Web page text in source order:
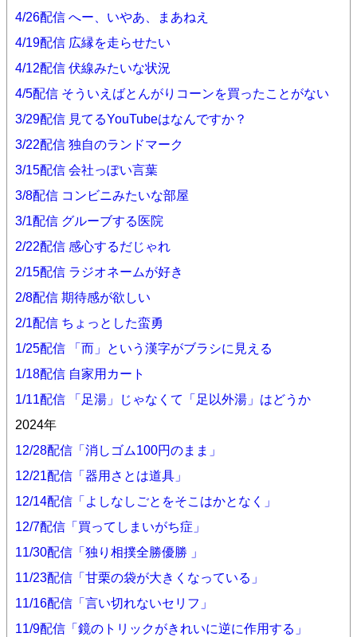
4/26配信 へー、いやあ、まあねえ
4/19配信 広縁を走らせたい
4/12配信 伏線みたいな状況
4/5配信 そういえばとんがりコーンを買ったことがない
3/29配信 見てるYouTubeはなんですか？
3/22配信 独自のランドマーク
3/15配信 会社っぽい言葉
3/8配信 コンビニみたいな部屋
3/1配信 グルーブする医院
2/22配信 感心するだじゃれ
2/15配信 ラジオネームが好き
2/8配信 期待感が欲しい
2/1配信 ちょっとした蛮勇
1/25配信 「而」という漢字がブラシに見える
1/18配信 自家用カート
1/11配信 「足湯」じゃなくて「足以外湯」はどうか
2024年
12/28配信「消しゴム100円のまま」
12/21配信「器用さとは道具」
12/14配信「よしなしごとをそこはかとなく」
12/7配信「買ってしまいがち症」
11/30配信「独り相撲全勝優勝 」
11/23配信「甘栗の袋が大きくなっている」
11/16配信「言い切れないセリフ」
11/9配信「鏡のトリックがきれいに逆に作用する」